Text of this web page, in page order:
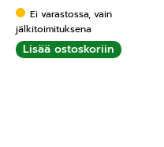
Ei varastossa, vain
jälkitoimituksena
Lisää ostoskoriin